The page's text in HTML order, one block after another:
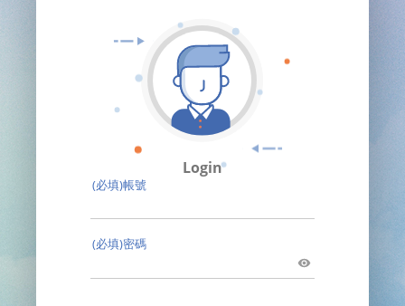
Login
(必填)帳號
(必填)密碼